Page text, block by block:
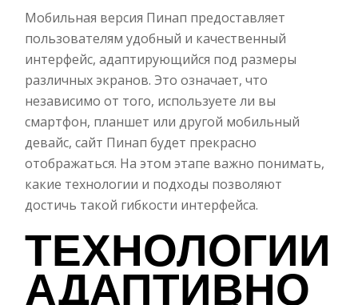
Мобильная версия Пинап предоставляет
пользователям удобный и качественный
интерфейс, адаптирующийся под размеры
различных экранов. Это означает, что
независимо от того, используете ли вы
смартфон, планшет или другой мобильный
девайс, сайт Пинап будет прекрасно
отображаться. На этом этапе важно понимать,
какие технологии и подходы позволяют
достичь такой гибкости интерфейса.
ТЕХНОЛОГИИ